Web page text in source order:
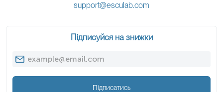
support@esculab.com
Підписуйся на знижки
Підписатись